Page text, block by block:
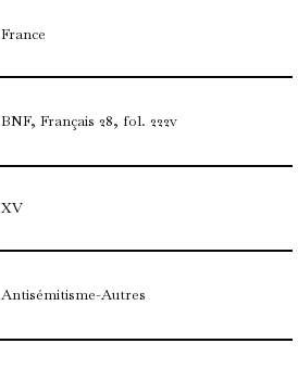
France
BNF, Français 28, fol. 222v
XV
Antisémitisme-Autres